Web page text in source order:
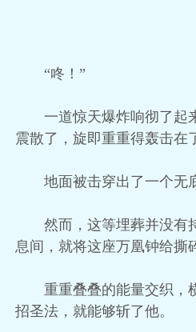
“咚！”
一道惊天爆炸响彻了起
震散了，旋即重重得轰击在
地面被击穿出了一个无
然而，这等埋葬并没有
息间，就将这座万凰钟给撕
重重叠叠的能量交织，
招圣法，就能够斩了他。